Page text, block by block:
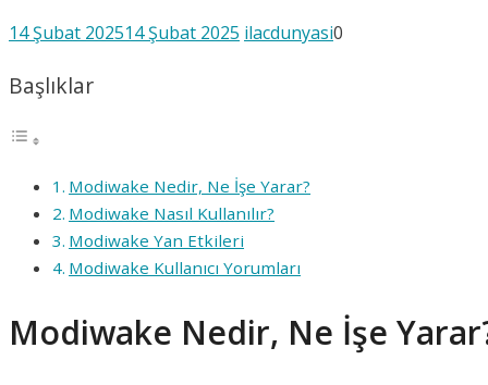
14 Şubat 202514 Şubat 2025 ilacdunyasi0
Başlıklar
Modiwake Nedir, Ne İşe Yarar?
Modiwake Nasıl Kullanılır?
Modiwake Yan Etkileri
Modiwake Kullanıcı Yorumları
Modiwake Nedir, Ne İşe